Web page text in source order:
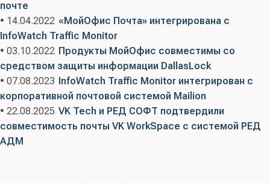
почте
• 14.04.2022 «МойОфис Почта» интегрирована с
InfoWatch Traffic Monitor
• 03.10.2022 Продукты МойОфис совместимы со
средством защиты информации DallasLock
• 07.08.2023 InfoWatch Traffic Monitor интегрирован с
корпоративной почтовой системой Mailion
• 22.08.2025 VK Tech и РЕД СОФТ подтвердили
совместимость почты VK WorkSpace с системой РЕД
АДМ